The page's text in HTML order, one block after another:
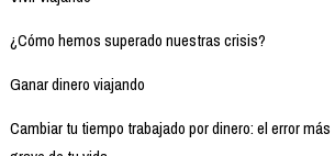
¿Cómo hemos superado nuestras crisis?
Ganar dinero viajando
Cambiar tu tiempo trabajado por dinero: el error más